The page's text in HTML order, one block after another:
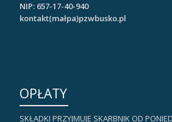
NIP: 657-17-40-940
kontakt(małpa)pzwbusko.pl
OPŁATY
SKŁADKI PRZYJMUJE SKARBNIK OD